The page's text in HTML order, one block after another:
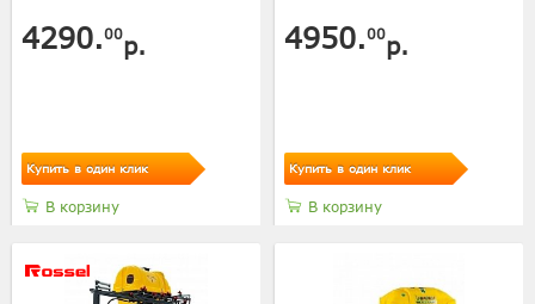
4290.00р.
Купить в один клик
В корзину
4950.00р.
Купить в один клик
В корзину